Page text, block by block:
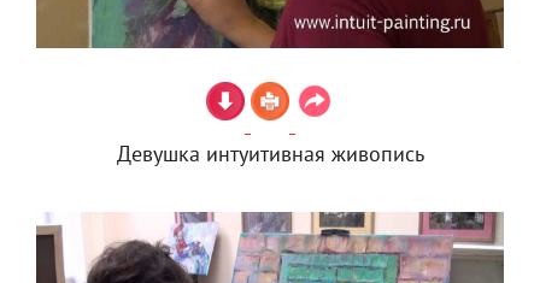
Девушка интуитивная живопись